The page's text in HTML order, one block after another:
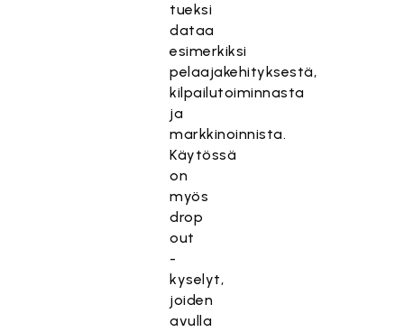
tueksi
dataa
esimerkiksi
pelaajakehityksestä,
kilpailutoiminnasta
ja
markkinoinnista.
Käytössä
on
myös
drop
out
-
kyselyt,
joiden
avulla